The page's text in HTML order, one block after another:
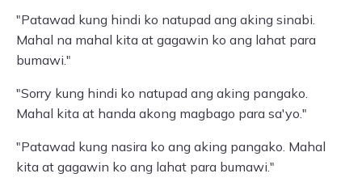
"Patawad kung hindi ko natupad ang aking sinabi.
Mahal na mahal kita at gagawin ko ang lahat para
bumawi."
"Sorry kung hindi ko natupad ang aking pangako.
Mahal kita at handa akong magbago para sa'yo."
"Patawad kung nasira ko ang aking pangako. Mahal
kita at gagawin ko ang lahat para bumawi."